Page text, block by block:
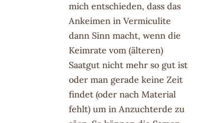
mich entschieden, dass das
Ankeimen in Vermiculite
dann Sinn macht, wenn die
Keimrate vom (älteren)
Saatgut nicht mehr so gut ist
oder man gerade keine Zeit
findet (oder nach Material
fehlt) um in Anzuchterde zu